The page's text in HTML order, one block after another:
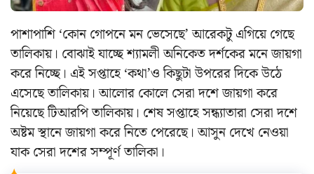
পাশাপাশি ‘কোন গোপনে মন ভেসেছে’ আরেকটু এগিয়ে গেছে
তালিকায়। বোঝাই যাচ্ছে শ্যামলী অনিকেত দর্শকের মনে জায়গা
করে নিচ্ছে। এই সপ্তাহে ‘কথা’ও কিছুটা উপরের দিকে উঠে
এসেছে তালিকায়। আলোর কোলে সেরা দশে জায়গা করে
নিয়েছে টিআরপি তালিকায়। শেষ সপ্তাহে সন্ধ্যাতারা সেরা দশে
অষ্টম স্থানে জায়গা করে নিতে পেরেছে। আসুন দেখে নেওয়া
যাক সেরা দশের সম্পূর্ণ তালিকা।